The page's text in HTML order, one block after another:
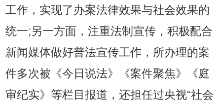
工作，实现了办案法律效果与社会效果的
统一;另一方面，注重法制宣传，积极配合
新闻媒体做好普法宣传工作，所办理的案
件多次被《今日说法》《案件聚焦》《庭
审纪实》等栏目报道，还担任过央视“社会